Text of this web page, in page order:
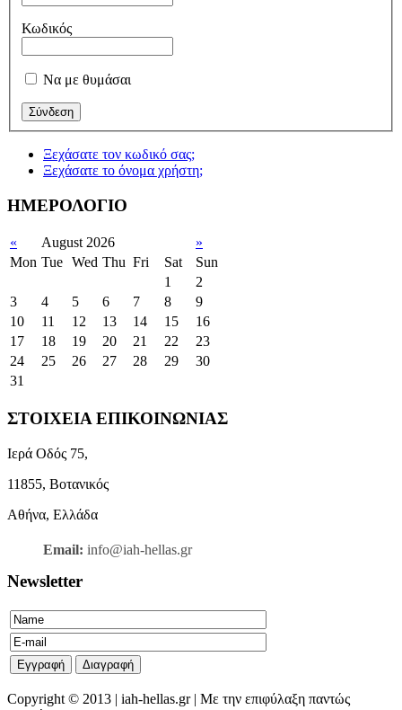
Κωδικός
Να με θυμάσαι
Ξεχάσατε τον κωδικό σας;
Ξεχάσατε το όνομα χρήστη;
ΗΜΕΡΟΛΟΓΙΟ
« August 2026
»
Mon Tue Wed Thu Fri Sat
Sun
1
2
3
4 5 6 7 8
9
10
11 12 13 14 15
16
17
18 19 20 21 22
23
24
25 26 27 28 29
30
31
ΣΤΟΙΧΕΙΑ ΕΠΙΚΟΙΝΩΝΙΑΣ
Ιερά Οδός 75,
11855, Βοτανικός
Αθήνα, Ελλάδα
Email: info@iah-hellas.gr
Newsletter
Copyright © 2013 | iah-hellas.gr | Με την επιφύλαξη παντώς